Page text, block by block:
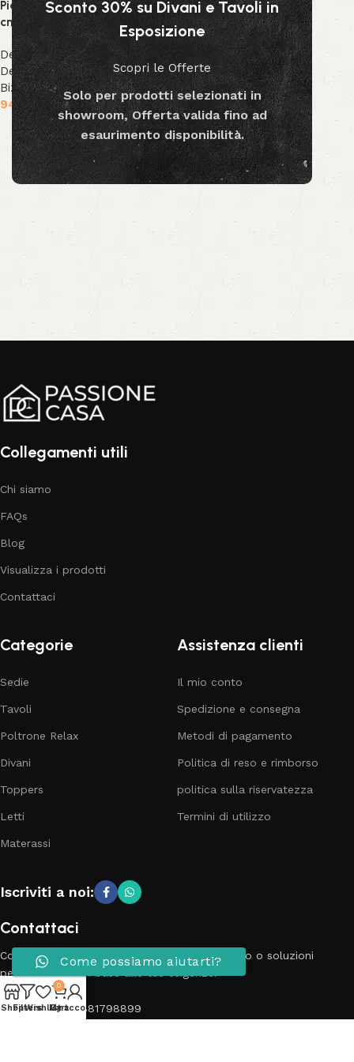
Sconto 30% su Divani e Tavoli in
Esposizione
Scopri le Offerte
Solo per prodotti selezionati in
showroom, Offerta valida fino ad
esaurimento disponibilità.
Pianta Gynerium Pampas 120
cm
Decor & Accessori ,Piante
Decorative,Collezione
Bizzotto,Collezione Decor
94.99 €
Aggiungi al carrello
Collegamenti utili
Chi siamo
FAQs
Blog
Visualizza i prodotti
Contattaci
Categorie
Sedie
Tavoli
Poltrone Relax
Divani
Toppers
Letti
Materassi
Assistenza clienti
Il mio conto
Spedizione e consegna
Metodi di pagamento
Politica di reso e rimborso
politica sulla riservatezza
Termini di utilizzo
Iscriviti a noi:
Contattaci
Contatta il nostro team per richieste, supporto o soluzioni
personalizzate in base alle tue esigenze.
Telefono: 3881798899
ShopFilters
Wishlist
0
Cart
My account
Come possiamo aiutarti?